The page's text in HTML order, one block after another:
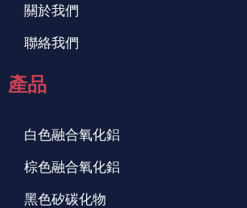
關於我們
聯絡我們
產品
白色融合氧化鋁
棕色融合氧化鋁
黑色矽碳化物